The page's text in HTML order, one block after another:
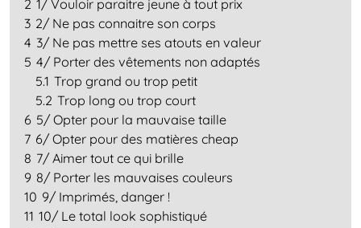
2 1/ Vouloir paraitre jeune à tout prix
3 2/ Ne pas connaitre son corps
4 3/ Ne pas mettre ses atouts en valeur
5 4/ Porter des vêtements non adaptés
5.1 Trop grand ou trop petit
5.2 Trop long ou trop court
6 5/ Opter pour la mauvaise taille
7 6/ Opter pour des matières cheap
8 7/ Aimer tout ce qui brille
9 8/ Porter les mauvaises couleurs
10 9/ Imprimés, danger !
11 10/ Le total look sophistiqué